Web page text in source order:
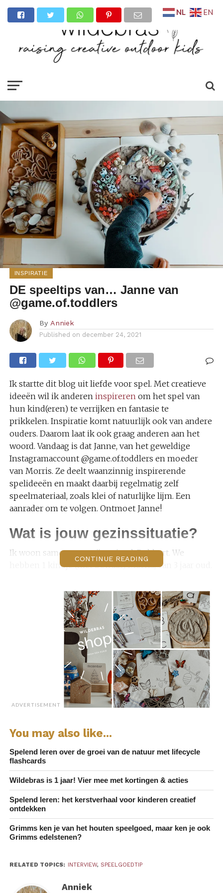
INSPIRATIE
DE speeltips van… Janne van
@game.of.toddlers
By Anniek
Published on december 24, 2021
Ik startte dit blog uit liefde voor spel. Met creatieve
ideeën wil ik anderen inspireren om het spel van
hun kind(eren) te verrijken en fantasie te
prikkelen. Inspiratie komt natuurlijk ook van andere
ouders. Daarom laat ik ook graag anderen aan het
woord. Vandaag is dat Janne, van het geweldige
Instagramaccount @game.of.toddlers en moeder
van Morris. Ze deelt waanzinnig inspirerende
spelideeën en maakt daarbij regelmatig zelf
speelmateriaal, zoals klei of naturlijke lijm. Een
aanrader om te volgen. Ontmoet Janne!
Wat is jouw gezinssituatie?
Ik woon samen met mijn vriend, Robbert. We
hebben 1 kindje (niet bewust) Morris, van 3 jaar oud.
Wat vind je belangrijk aan
spelen?
CONTINUE READING
ADVERTISEMENT
You may also like...
Spelend leren over de groei van de natuur met lifecycle
flashcards
Wildebras is 1 jaar! Vier mee met kortingen & acties
Spelend leren: het kerstverhaal voor kinderen creatief
ontdekken
Grimms ken je van het houten speelgoed, maar ken je ook
Grimms edelstenen?
RELATED TOPICS: INTERVIEW, SPEELGOEDTIP
Anniek
NL EN